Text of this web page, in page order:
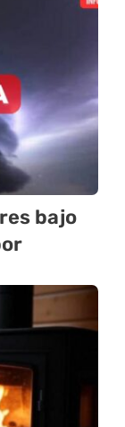
bajo